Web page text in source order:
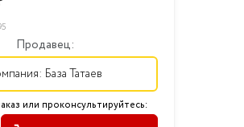
Продавец:
База Татаев
или проконсультируйтесь: